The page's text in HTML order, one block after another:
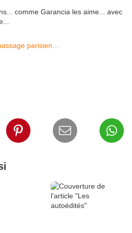
comme Garancia les aime... avec